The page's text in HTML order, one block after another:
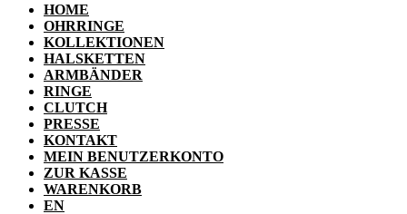
HOME
OHRRINGE
KOLLEKTIONEN
HALSKETTEN
ARMBÄNDER
RINGE
CLUTCH
PRESSE
KONTAKT
MEIN BENUTZERKONTO
ZUR KASSE
WARENKORB
EN